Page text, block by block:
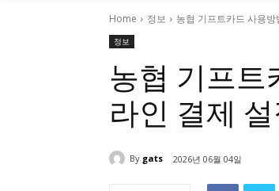
Home 정보 농협 기프트카드 사용
정보
농협 기프트
라인 결제
By gats 2026년 06월 04일